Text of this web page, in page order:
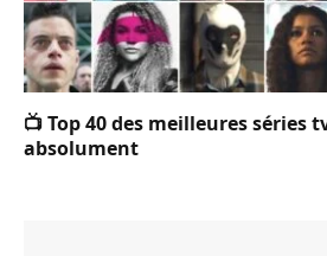
📺 Top 40 des meilleures séries
absolument